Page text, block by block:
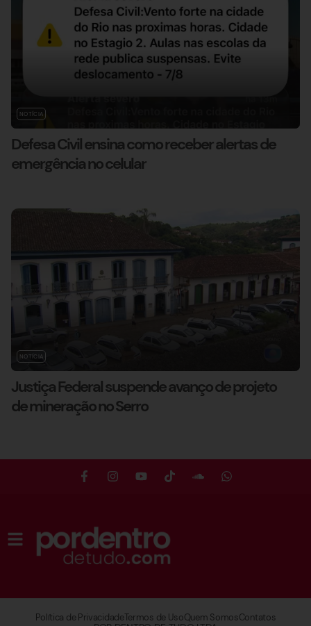
NOTÍCIA
Defesa Civil ensina como receber alertas de
emergência no celular
NOTÍCIA
Justiça Federal suspende avanço de projeto
de mineração no Serro
Política de PrivacidadeTermos de UsoQuem SomosContatos